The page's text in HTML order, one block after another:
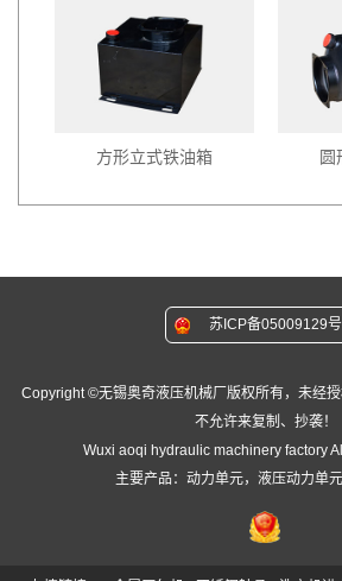
方形立式铁油箱 圆
苏ICP备05009129
Copyright ©无锡奥奇液压机械厂版权所有，未经
不允许来复制、抄袭！
Wuxi aoqi hydraulic machinery factory
主要产品：动力单元，液压动力单